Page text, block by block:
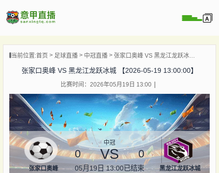
播
像
闻
当前位置:首页 足球直播 中冠直播 张家口奥峰 VS 黑龙江龙跃冰城 【2026-05-19 13:00:00】
张家口奥峰 VS 黑龙江龙跃冰城 【2026-05-19 13:00:00】
比赛时间：2026年05月19日 13:00
张家口奥峰
中冠
0 VS 0
05月19日 13:00已结束 黑龙江龙跃冰城